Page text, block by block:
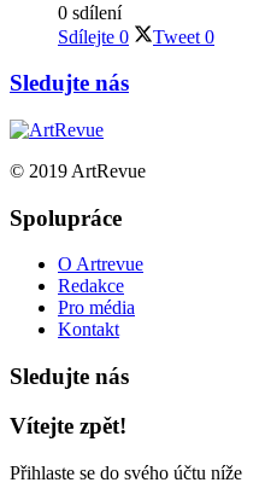
0 sdílení
Sdílejte 0 Tweet 0
Sledujte nás
© 2019 ArtRevue
Spolupráce
O Artrevue
Redakce
Pro média
Kontakt
Sledujte nás
Vítejte zpět!
Přihlaste se do svého účtu níže